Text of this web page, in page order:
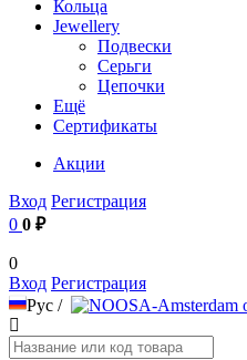
Кольца
Jewellery
Подвески
Серьги
Цепочки
Ещё
Сертификаты
Акции
Вход Регистрация
0 0 ₽
0
Вход Регистрация
Рус /